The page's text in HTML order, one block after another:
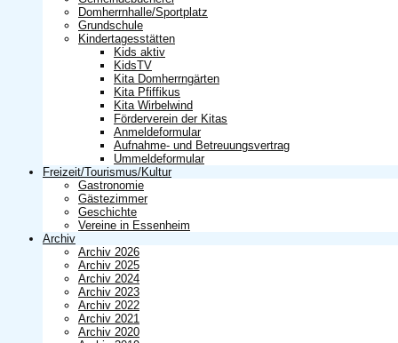
Domherrnhalle/Sportplatz
Grundschule
Kindertagesstätten
Kids aktiv
KidsTV
Kita Domherrngärten
Kita Pfiffikus
Kita Wirbelwind
Förderverein der Kitas
Anmeldeformular
Aufnahme- und Betreuungsvertrag
Ummeldeformular
Freizeit/Tourismus/Kultur
Gastronomie
Gästezimmer
Geschichte
Vereine in Essenheim
Archiv
Archiv 2026
Archiv 2025
Archiv 2024
Archiv 2023
Archiv 2022
Archiv 2021
Archiv 2020